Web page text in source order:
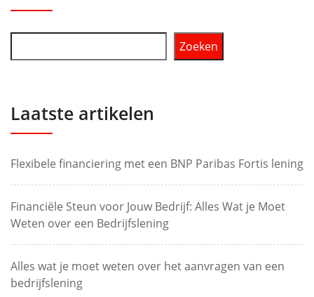
Zoeken
Laatste artikelen
Flexibele financiering met een BNP Paribas Fortis lening
Financiële Steun voor Jouw Bedrijf: Alles Wat je Moet
Weten over een Bedrijfslening
Alles wat je moet weten over het aanvragen van een
bedrijfslening